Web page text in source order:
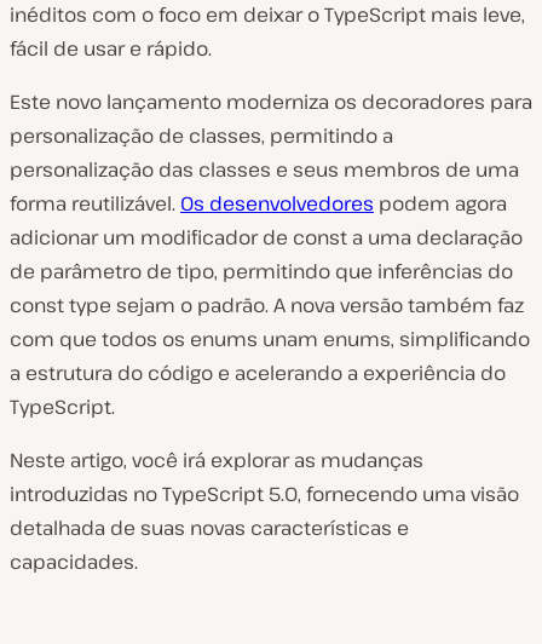
inéditos com o foco em deixar o TypeScript mais leve,
fácil de usar e rápido.
Este novo lançamento moderniza os decoradores para
personalização de classes, permitindo a
personalização das classes e seus membros de uma
forma reutilizável. Os desenvolvedores podem agora
adicionar um modificador de const a uma declaração
de parâmetro de tipo, permitindo que inferências do
const type sejam o padrão. A nova versão também faz
com que todos os enums unam enums, simplificando
a estrutura do código e acelerando a experiência do
TypeScript.
Neste artigo, você irá explorar as mudanças
introduzidas no TypeScript 5.0, fornecendo uma visão
detalhada de suas novas características e
capacidades.